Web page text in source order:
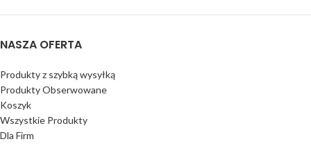
NASZA OFERTA
Produkty z szybką wysyłką
Produkty Obserwowane
Koszyk
Wszystkie Produkty
Dla Firm